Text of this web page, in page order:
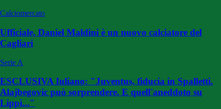
Calciomercato
Ufficiale, Daniel Maldini è un nuovo calciatore del
Cagliari
Serie A
ESCLUSIVA Iuliano: "Juventus, fiducia in Spalletti.
Alajbegovic può sorprendere. E quell'aneddoto su
Lippi..."